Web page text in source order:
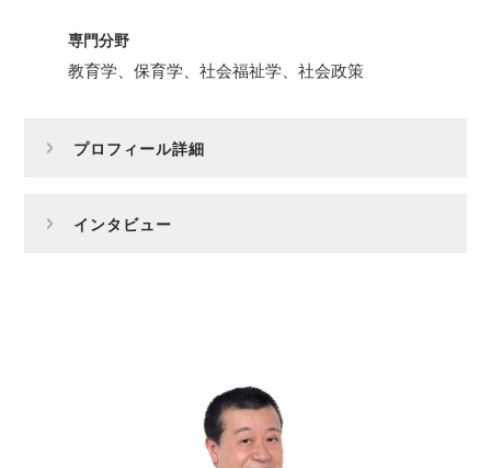
専門分野
教育学、保育学、社会福祉学、社会政策
プロフィール詳細
インタビュー